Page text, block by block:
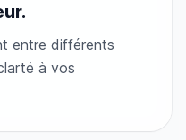
entre différents
à vos